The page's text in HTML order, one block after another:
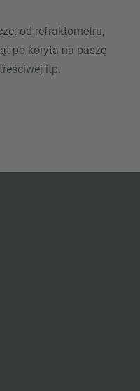
od refraktometru,
po koryta na paszę
itp.